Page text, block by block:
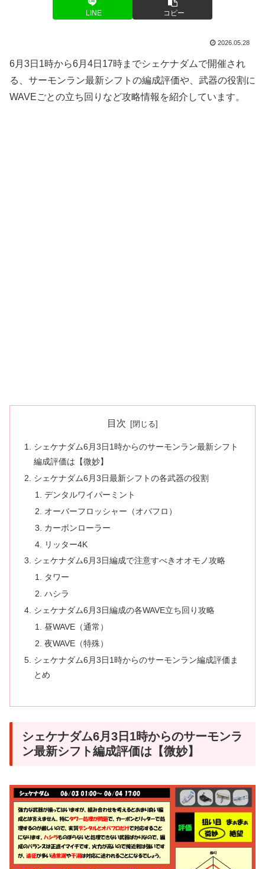
LINE コピー
2026.05.28
6月3日1時から6月4日17時までシェケナダムで開催され
る、サーモンラン最新シフトの編成評価や、武器の役割に
WAVEごとの立ち回りなど攻略情報を紹介しています。
目次
シェケナダム6月3日1時からのサーモンラン最新シフト
編成評価は【微妙】
シェケナダム6月3日最新シフトの各武器の役割
デンタルワイパーミント
オーバーフロッシャー（オバフロ）
カーボンローラー
リッター4K
シェケナダム6月3日編成で注意すべきオオモノ攻略
タワー
ハシラ
シェケナダム6月3日編成の各WAVE立ち回り攻略
昼WAVE（通常）
夜WAVE（特殊）
シェケナダム6月3日1時からのサーモンラン編成評価ま
とめ
シェケナダム6月3日1時からのサーモンラ
ン最新シフト編成評価は【微妙】